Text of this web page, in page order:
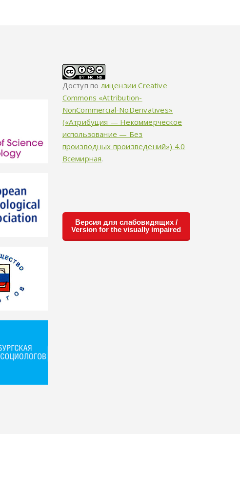
Доступ по лицензии Creative
Commons «Attribution-
NonCommercial-NoDerivatives»
(«Атрибуция — Некоммерческое
использование — Без
производных произведений») 4.0
Всемирная.
Версия для слабовидящих /
Version for the visually impaired